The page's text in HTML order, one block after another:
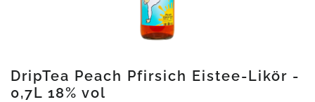
DripTea Peach Pfirsich Eistee-Likör -
0,7L 18% vol